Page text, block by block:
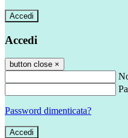
Accedi
Accedi
button close ×
Password dimenticata?